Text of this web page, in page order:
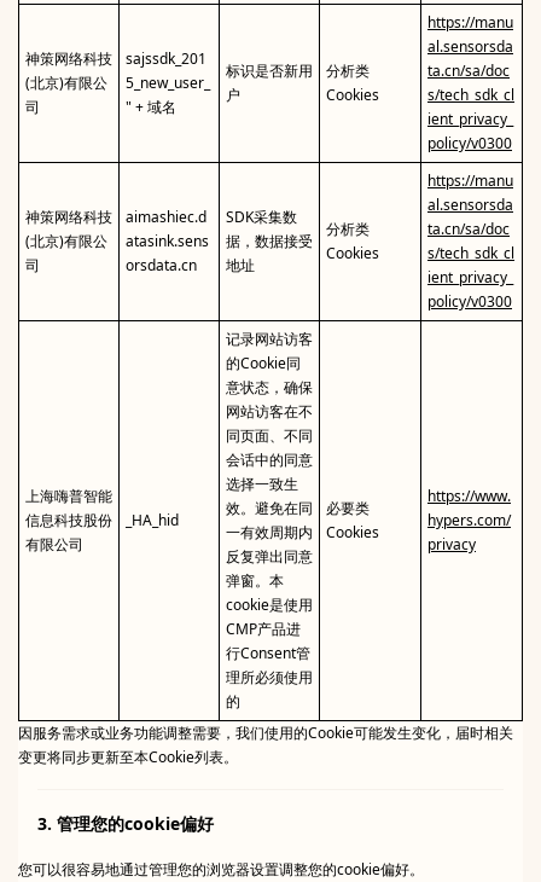
神策网络科技
(北京)有限公
司
sajssdk_201
5_new_user_
" + 域名
标识是否新用
户
分析类
Cookies
https://manu
al.sensorsda
ta.cn/sa/doc
s/tech_sdk_cl
ient_privacy_
policy/v0300
神策网络科技
(北京)有限公
司
aimashiec.d
atasink.sens
orsdata.cn
SDK采集数
据，数据接受
地址
分析类
Cookies
https://manu
al.sensorsda
ta.cn/sa/doc
s/tech_sdk_cl
ient_privacy_
policy/v0300
上海嗨普智能
信息科技股份
有限公司
_HA_hid
记录网站访客
的Cookie同
意状态，确保
网站访客在不
同页面、不同
会话中的同意
选择一致生
效。避免在同
一有效周期内
反复弹出同意
弹窗。本
cookie是使用
CMP产品进
行Consent管
理所必须使用
的
必要类
Cookies
https://www.
hypers.com/
privacy
因服务需求或业务功能调整需要，我们使用的Cookie可能发生变化，届时相关
变更将同步更新至本Cookie列表。
3. 管理您的cookie偏好
您可以很容易地通过管理您的浏览器设置调整您的cookie偏好。